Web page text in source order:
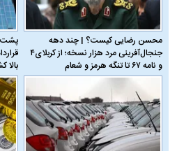
محسن رضایی کیست؟ | چند دهه
جنجال‌آفرینی مرد هزار نسخه؛ از کربلای۴
و نامه ۶۷ تا تنگه هرمز و شعام
پشت
بالا